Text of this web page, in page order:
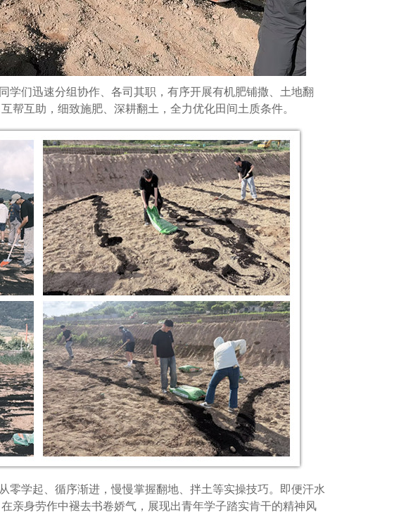
学们迅速分组协作、各司其职，有序开展有机肥铺撒、土地翻
互助，细致施肥、深耕翻土，全力优化田间土质条件。
零学起、循序渐进，慢慢掌握翻地、拌土等实操技巧。即便汗水
亲身劳作中褪去书卷娇气，展现出青年学子踏实肯干的精神风